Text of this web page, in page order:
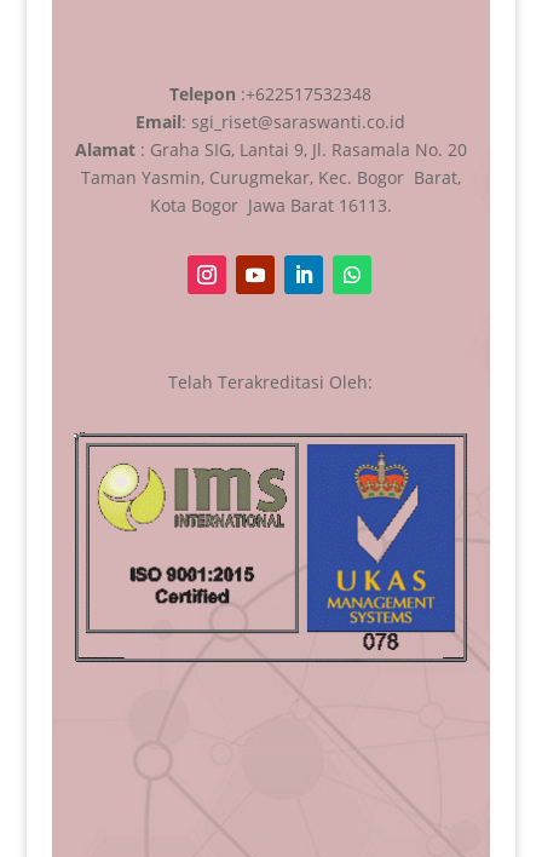
Telepon :+622517532348
Email: sgi_riset@saraswanti.co.id
Alamat: Graha SIG, Lantai 9, Jl. Rasamala No. 20
Taman Yasmin, Curugmekar, Kec. Bogor Barat,
Kota Bogor Jawa Barat 16113.
Telah Terakreditasi Oleh: